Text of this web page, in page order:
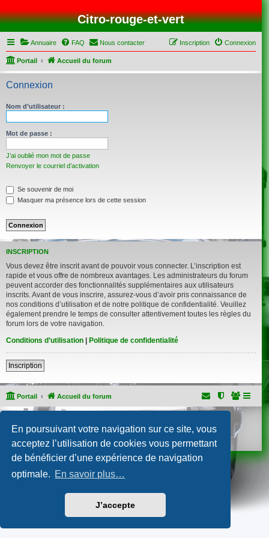
En poursuivant votre navigation sur ce site, vous
acceptez l’utilisation de cookies vous permettant
de bénéficier d’une expérience de navigation
optimale. En savoir plus…
J’accepte
Citro-rouge-et-vert
Annuaire FAQ Nous contacter Connexion
Inscription
Portail Accueil du forum
Connexion
Nom d’utilisateur :
Mot de passe :
J’ai oublié mon mot de passe
Renvoyer le courriel d’activation
Se souvenir de moi
Masquer ma présence lors de cette session
INSCRIPTION
Vous devez être inscrit avant de pouvoir vous connecter. L’inscription est
rapide et vous offre de nombreux avantages. Les administrateurs du forum
peuvent accorder des fonctionnalités supplémentaires aux utilisateurs
inscrits. Avant de vous inscrire, assurez-vous d’avoir pris connaissance de
nos conditions d’utilisation et de notre politique de confidentialité. Veuillez
également prendre le temps de consulter attentivement toutes les règles du
forum lors de votre navigation.
Conditions d’utilisation | Politique de confidentialité
Inscription
Portail Accueil du forum
Traduction française officielle©Qiaeru
Confidentialité |